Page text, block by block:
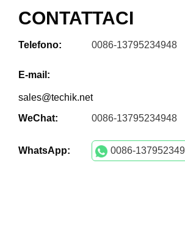
CONTATTACI
Telefono: 0086-13795234948
E-mail:
sales@techik.net
WeChat:
0086-13795234948
WhatsApp: 0086-